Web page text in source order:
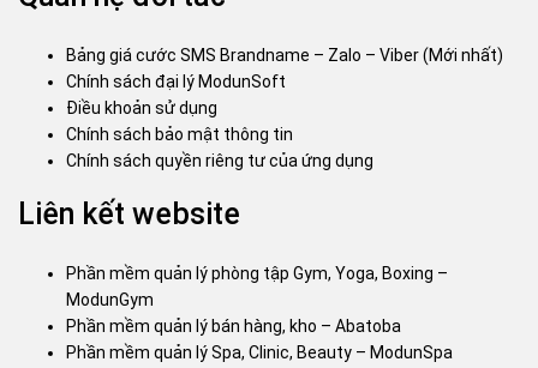
Bảng giá cước SMS Brandname – Zalo – Viber (Mới nhất)
Chính sách đại lý ModunSoft
Điều khoản sử dụng
Chính sách bảo mật thông tin
Chính sách quyền riêng tư của ứng dụng
Liên kết website
Phần mềm quản lý phòng tập Gym, Yoga, Boxing –
ModunGym
Phần mềm quản lý bán hàng, kho – Abatoba
Phần mềm quản lý Spa, Clinic, Beauty – ModunSpa